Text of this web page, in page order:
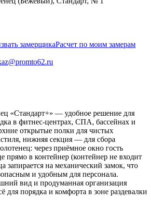
замерщикаРасчет по моим замерам
«Стандарт+» — удобное решение для
в фитнес‑центрах, СПА, бассейнах и
открытые полки для чистых
нижняя секция — для сбора
через приёмное окно гость
прямо в контейнер (контейнер не входит
запирается на механический замок, что
и удобным для персонала.
вид и продуманная организация
для порядка и комфорта в зоне раздевалки